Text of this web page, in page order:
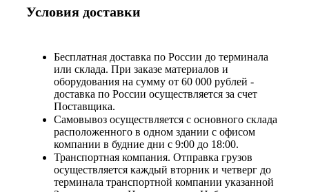
Условия доставки
Бесплатная доставка по России до терминала
или склада. При заказе материалов и
оборудования на сумму от 60 000 рублей -
доставка по России осуществляется за счет
Поставщика.
Самовывоз осуществляется с основного склада
расположенного в одном здании с офисом
компании в будние дни с 9:00 до 18:00.
Транспортная компания. Отправка грузов
осуществляется каждый вторник и четверг до
терминала транспортной компании указанной